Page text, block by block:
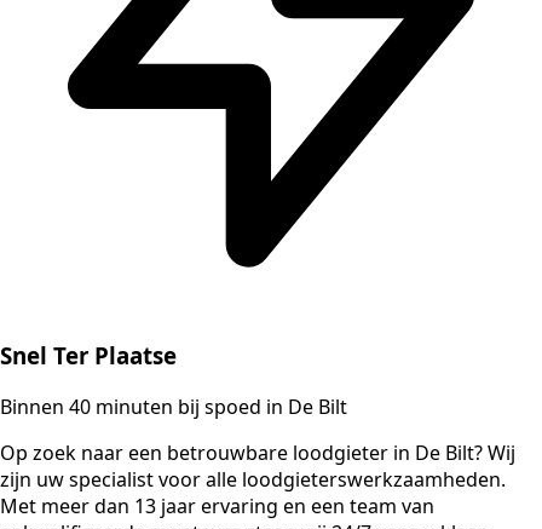
Snel Ter Plaatse
Binnen 40 minuten bij spoed in De Bilt
Op zoek naar een betrouwbare loodgieter in De Bilt? Wij
zijn uw specialist voor alle loodgieterswerkzaamheden.
Met meer dan 13 jaar ervaring en een team van